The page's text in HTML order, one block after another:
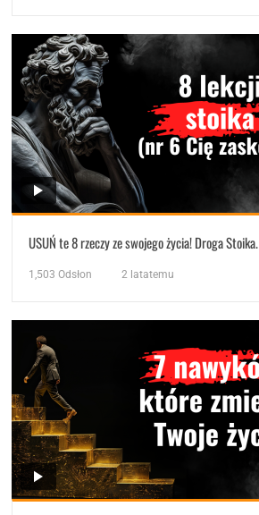
USUŃ te 8 rzeczy ze swojego życia! Droga Stoika.
1,503 Odsłon 2 latatemu